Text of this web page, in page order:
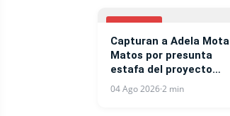
NOTICIAS
Capturan a Adela Mota
Matos por presunta
estafa del proyecto
West Side Residences
en Punta Cana
04 Ago 2026·2 min